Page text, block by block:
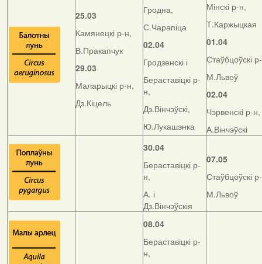
25.03
Камянецкі р-н,
В.Пракапчук
29.03
Маларыцкі р-н,
Дз.Кіцель
Гродна,
С.Чарапіца
02.04
Гродзенскі і
Бераставіцкі р-
н,
Дз.Вінчэўскі,
Ю.Лукашэнка
Мінскі р-н,
Т.Каржыцкая
01.04
Стаўбцоўскі
М.Львоў
02.04
Чэрвенскі р-н,
А.Вінчэўскі
30.04
Бераставіцкі р-
н,
А. і
Дз.Вінчэўскія
07.05
Стаўбцоўскі
М.Львоў
08.04
Бераставіцкі р-
н,